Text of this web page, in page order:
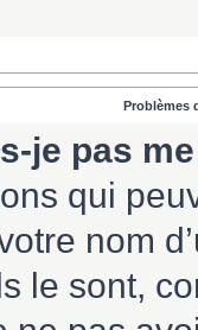
Problèmes
je pas
qui
nom
le sont,